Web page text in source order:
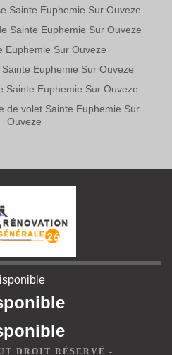
Sainte Euphemie Sur Ouveze
Sainte Euphemie Sur Ouveze
Euphemie Sur Ouveze
Euphemie Sur Ouveze
Sainte Euphemie Sur Ouveze
de volet Sainte Euphemie Sur
Ouveze
DROIT RÉSERVÉ -